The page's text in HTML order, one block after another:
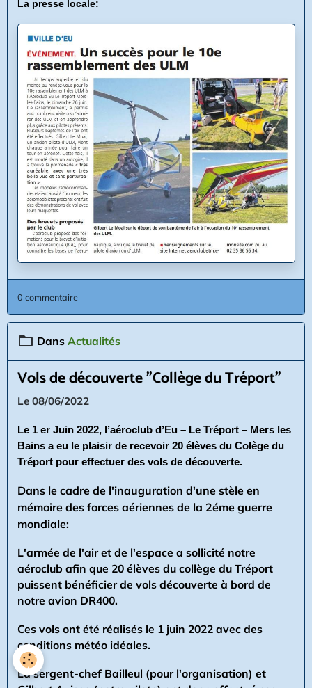
La presse locale:
0 commentaire
Dans Actualités
Vols de découverte "Collège du Tréport"
Le 08/06/2022
Le 1 er Juin 2022, l’aéroclub d’Eu – Le Tréport – Mers les
Bains a eu le plaisir de recevoir 20 élèves du Colège du
Tréport pour effectuer des vols de découverte.
Dans le cadre de l'inauguration d'une stèle en
mémoire des forces aériennes de la 2éme guerre
mondiale:
L'armée de l'air et de l'espace a sollicité notre
aéroclub afin que 20 élèves du collège du Tréport
puissent bénéficier de vols découverte à bord de
notre avion DR400.
Ces vols ont été réalisés le 1 juin 2022 avec des
conditions météo idéales.
La sergent-chef Bailleul (pour l'organisation) et